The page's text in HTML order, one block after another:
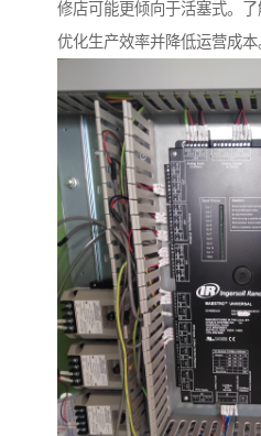
修店可能更倾向于活塞式。
优化生产效率并降低运营成本